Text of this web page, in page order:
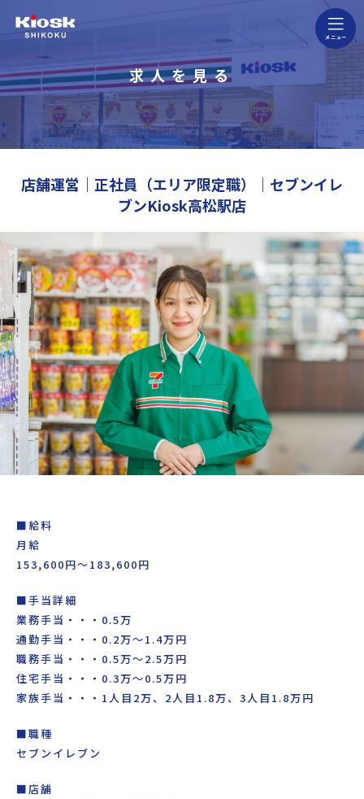
四国キヨスク公式ウェブサイト
求人を見る
店舗運営｜正社員（エリア限定職）｜セブンイレ
ブンKiosk高松駅店
■給料
月給
153,600円〜183,600円
■手当詳細
業務手当・・・0.5万
通勤手当・・・0.2万〜1.4万円
職務手当・・・0.5万〜2.5万円
住宅手当・・・0.3万〜0.5万円
家族手当・・・1人目2万、2人目1.8万、3人目1.8万円
■職種
セブンイレブン
■店舗